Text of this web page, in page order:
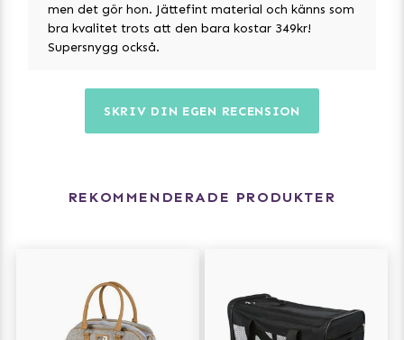
men det gör hon. Jättefint material och känns som
bra kvalitet trots att den bara kostar 349kr!
Supersnygg också.
SKRIV DIN EGEN RECENSION
REKOMMENDERADE PRODUKTER